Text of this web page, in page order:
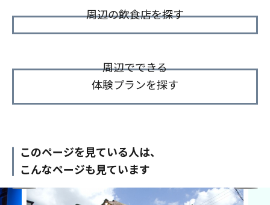
周辺の飲食店を探す
周辺でできる
体験プランを探す
このページを見ている人は、
こんなページも見ています